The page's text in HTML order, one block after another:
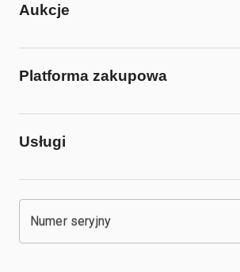
Aukcje
Platforma zakupowa
Usługi
Numer seryjny